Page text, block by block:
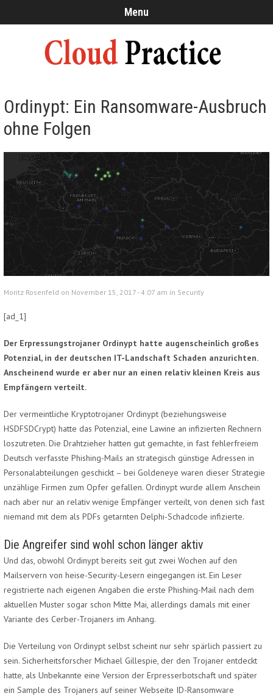
Menu
Ordinypt: Ein Ransomware-Ausbruch
ohne Folgen
Moritz Rosenfeld on November 15, 2017 - 4:07 am in Security
[ad_1]
Der Erpressungstrojaner Ordinypt hatte augenscheinlich großes
Potenzial, in der deutschen IT-Landschaft Schaden anzurichten.
Anscheinend wurde er aber nur an einen relativ kleinen Kreis aus
Empfängern verteilt.
Der vermeintliche Kryptotrojaner Ordinypt (beziehungsweise
HSDFSDCrypt) hatte das Potenzial, eine Lawine an infizierten Rechnern
loszutreten. Die Drahtzieher hatten gut gemachte, in fast fehlerfreiem
Deutsch verfasste Phishing-Mails an strategisch günstige Adressen in
Personalabteilungen geschickt – bei Goldeneye waren dieser Strategie
unzählige Firmen zum Opfer gefallen. Ordinypt wurde allem Anschein
nach aber nur an relativ wenige Empfänger verteilt, von denen sich fast
niemand mit dem als PDFs getarnten Delphi-Schadcode infizierte.
Die Angreifer sind wohl schon länger aktiv
Und das, obwohl Ordinypt bereits seit gut zwei Wochen auf den
Mailservern von heise-Security-Lesern eingegangen ist. Ein Leser
registrierte nach eigenen Angaben die erste Phishing-Mail nach dem
aktuellen Muster sogar schon Mitte Mai, allerdings damals mit einer
Variante des Cerber-Trojaners im Anhang.
Die Verteilung von Ordinypt selbst scheint nur sehr spärlich passiert zu
sein. Sicherheitsforscher Michael Gillespie, der den Trojaner entdeckt
hatte, als Unbekannte eine Version der Erpresserbotschaft und später
ein Sample des Trojaners auf seiner Webseite ID-Ransomware